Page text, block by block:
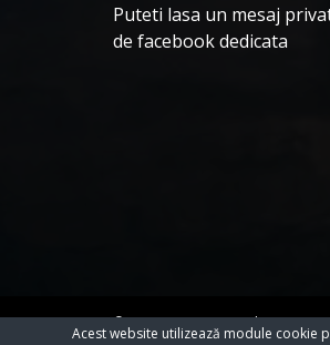
Puteti lasa un mesaj
de facebook dedicata
© 2023 Toate Drepturile
Acest website utilizează module cookie